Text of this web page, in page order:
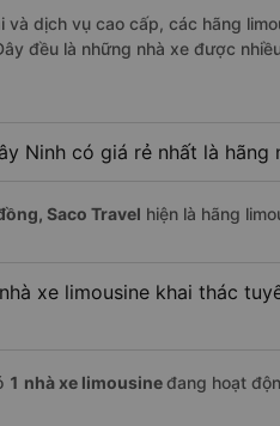
và dịch vụ cao cấp, các hãng
đều là những nhà xe được
Ninh có giá rẻ nhất là hãng
Saco Travel hiện là hãng
xe limousine khai thác
1 nhà xe limousineđang hoạt